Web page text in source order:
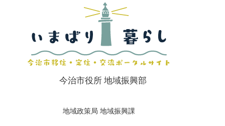
今治市役所 地域振興部
地域政策局 地域振興課